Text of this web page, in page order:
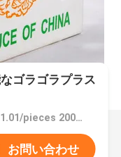
ゴラゴラプラス
価格：$1.01/pieces 200-1999 pieces
お問い合わせ